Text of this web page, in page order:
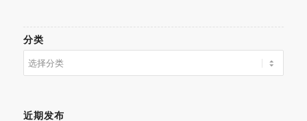
分类
类
近期发布